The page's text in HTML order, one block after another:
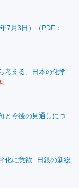
7月3日）（PDF：
考える、日本の化学
と今後の見通しにつ
化に意欲─日銀の新総